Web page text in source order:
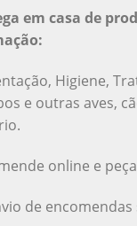
em casa de
Higiene,
e outras aves,
online e
de